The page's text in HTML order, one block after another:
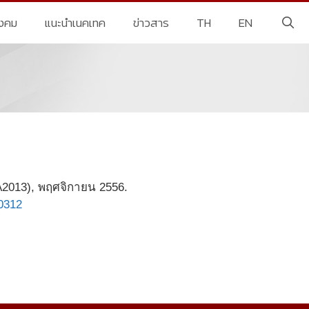
คม แนะนำเนคเทค ข่าวสาร TH EN
พฤศจิกายน 2556.